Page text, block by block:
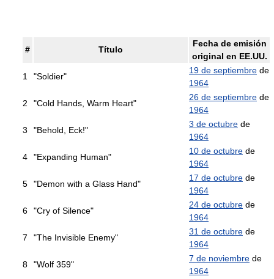
# Título
Fecha de emisión
original en EE.UU.
1 "Soldier"
19 de septiembre de
1964
2 "Cold Hands, Warm Heart"
26 de septiembre de
1964
3 "Behold, Eck!"
3 de octubre de
1964
4 "Expanding Human"
10 de octubre de
1964
5 "Demon with a Glass Hand"
17 de octubre de
1964
6 "Cry of Silence"
24 de octubre de
1964
7 "The Invisible Enemy"
31 de octubre de
1964
8 "Wolf 359"
7 de noviembre de
1964